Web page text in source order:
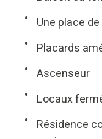
Une place
Placards
Ascenseur
Locaux
Résidence